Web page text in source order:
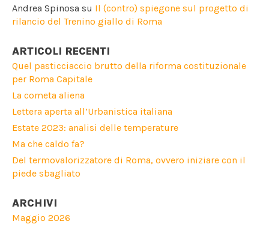
Andrea Spinosa su Il (contro) spiegone sul progetto di
rilancio del Trenino giallo di Roma
ARTICOLI RECENTI
Quel pasticciaccio brutto della riforma costituzionale
per Roma Capitale
La cometa aliena
Lettera aperta all’Urbanistica italiana
Estate 2023: analisi delle temperature
Ma che caldo fa?
Del termovalorizzatore di Roma, ovvero iniziare con il
piede sbagliato
ARCHIVI
Maggio 2026